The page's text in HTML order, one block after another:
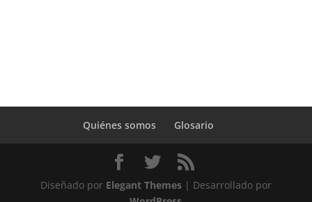
Quiénes somos Glosario
Diseñado por Elegant Themes| Desarrollado por